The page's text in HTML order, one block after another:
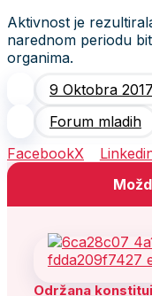
Aktivnost je
narednom periodu
organima.
9 Oktobra 2017
Forum mladih
FacebookX
Održana